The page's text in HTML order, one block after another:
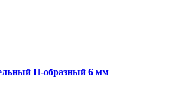
H-образный 6 мм